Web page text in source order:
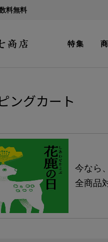
料無料
特集
ングカート
今なら
全商品